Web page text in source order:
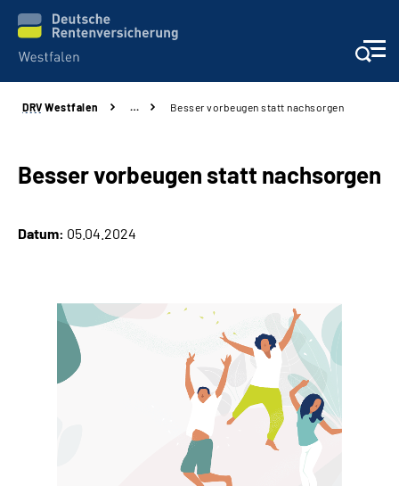
Kontakt und Beratung
Broschüren und mehr
Karriere
Inhalte in Gebärdensprache (DGS)
DRV Westfalen … Besser vorbeugen statt nachsorgen
Besser vorbeugen statt nachsorgen
Datum: 05.04.2024